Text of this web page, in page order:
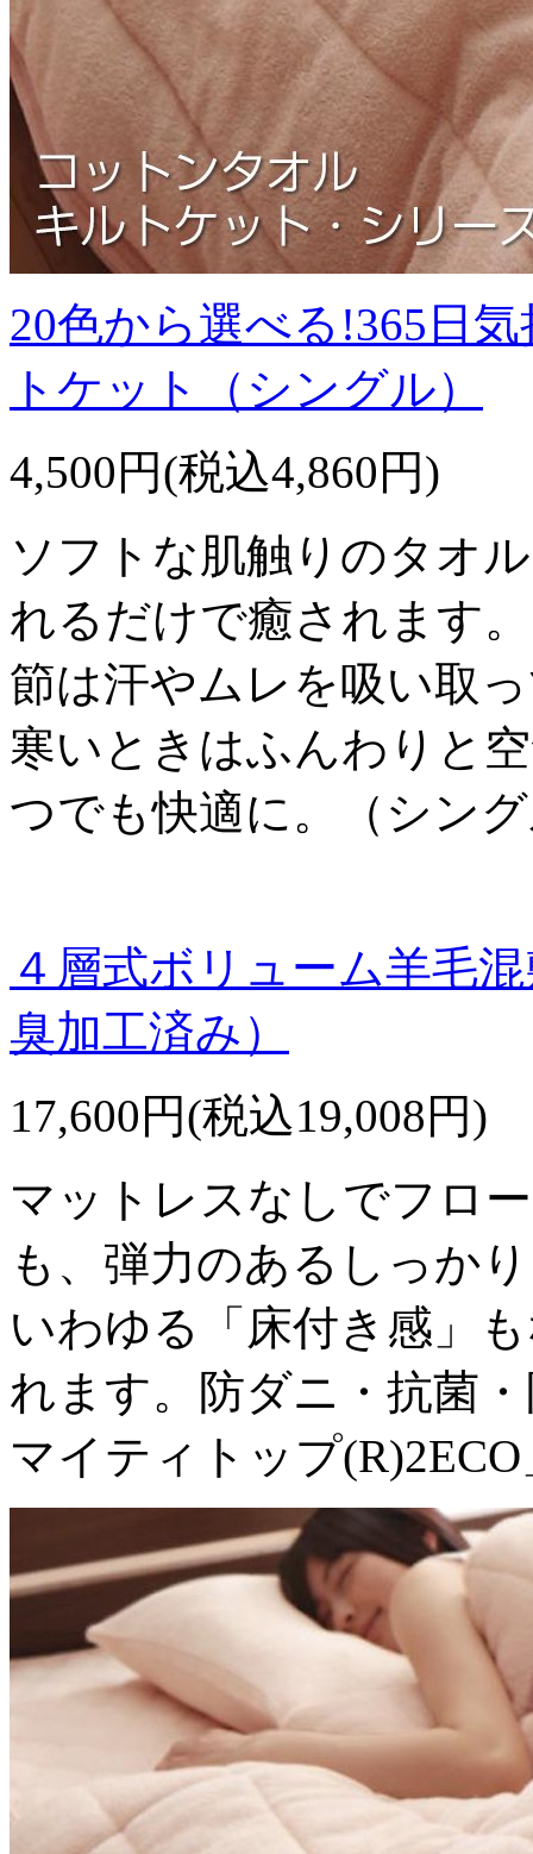
20色から選べる!365日
トケット（シングル）
4,500円(税込4,860円)
ソフトな肌触りのタオ
れるだけで癒されます
節は汗やムレを吸い取
寒いときはふんわりと
つでも快適に。（シン
４層式ボリューム羊毛
臭加工済み）
17,600円(税込19,008円)
マットレスなしでフロ
も、弾力のあるしっか
いわゆる「床付き感」
れます。防ダニ・抗菌
マイティトップ